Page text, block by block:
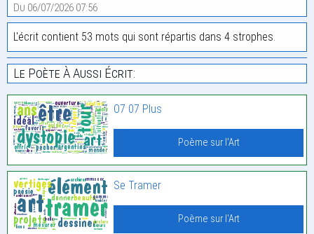
Du 06/07/2026 07:56
L'écrit contient 53 mots qui sont répartis dans 4 strophes.
Le Poète À Aussi Écrit:
O7 07 Plus
Poème sur l'Art
Se Tramer
Poème sur l'Art